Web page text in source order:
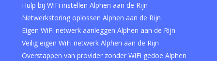
Hulp bij WiFi instellen Alphen aan de Rijn
Netwerkstoring oplossen Alphen aan de Rijn
Eigen WiFi netwerk aanleggen Alphen aan de Rijn
Veilig eigen WiFi netwerk Alphen aan de Rijn
Overstappen van provider zonder WiFi gedoe Alphen